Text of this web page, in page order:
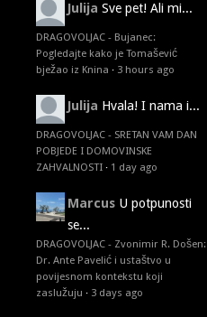
Julija Sve pet! Ali mi...
DRAGOVOLJAC - Bujanec:
Pogledajte kako je Tomašević
bježao iz Knina · 3 hours ago
Julija Hvala! I nama i...
DRAGOVOLJAC - SRETAN VAM DAN
POBJEDE I DOMOVINSKE
ZAHVALNOSTI · 1 day ago
Marcus U potpunosti
se...
DRAGOVOLJAC - Zvonimir R. Došen:
Dr. Ante Pavelić i ustaštvo u
povijesnom kontekstu koji
zaslužuju · 3 days ago